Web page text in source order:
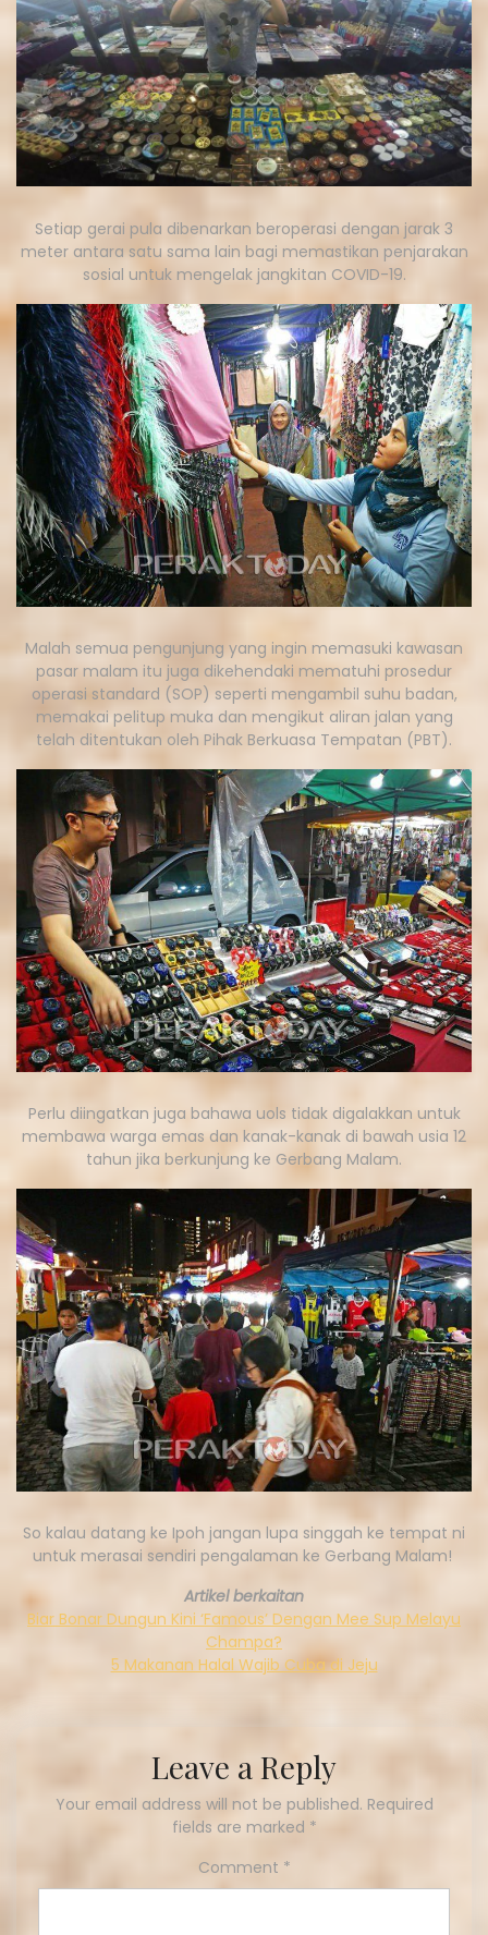
Setiap gerai pula dibenarkan beroperasi dengan jarak 3
meter antara satu sama lain bagi memastikan penjarakan
sosial untuk mengelak jangkitan COVID-19.
Malah semua pengunjung yang ingin memasuki kawasan
pasar malam itu juga dikehendaki mematuhi prosedur
operasi standard (SOP) seperti mengambil suhu badan,
memakai pelitup muka dan mengikut aliran jalan yang
telah ditentukan oleh Pihak Berkuasa Tempatan (PBT).
Perlu diingatkan juga bahawa uols tidak digalakkan untuk
membawa warga emas dan kanak-kanak di bawah usia 12
tahun jika berkunjung ke Gerbang Malam.
So kalau datang ke Ipoh jangan lupa singgah ke tempat ni
untuk merasai sendiri pengalaman ke Gerbang Malam!
Artikel berkaitan
Biar Bonar Dungun Kini ‘Famous’ Dengan Mee Sup Melayu
Champa?
5 Makanan Halal Wajib Cuba di Jeju
Leave a Reply
Your email address will not be published. Required
fields are marked *
Comment *